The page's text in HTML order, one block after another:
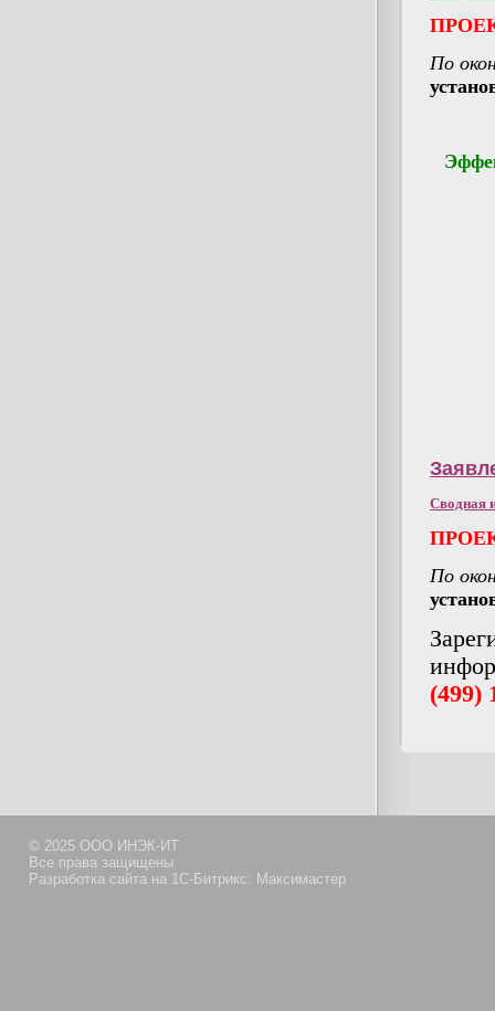
По
Сводная
По
(499)
© 2025 ООО ИНЭК-ИТ
Все права защищены
Разработка сайта на 1С-Битрикс: Максимастер